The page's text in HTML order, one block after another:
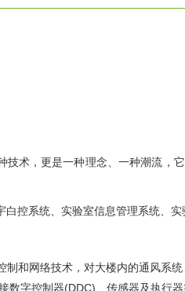
，更是一种理念、一种潮流
、实验室信息管理系统、实验
络技术，对大楼内的通风系统
字控制器(DDC)、传感器及执行器